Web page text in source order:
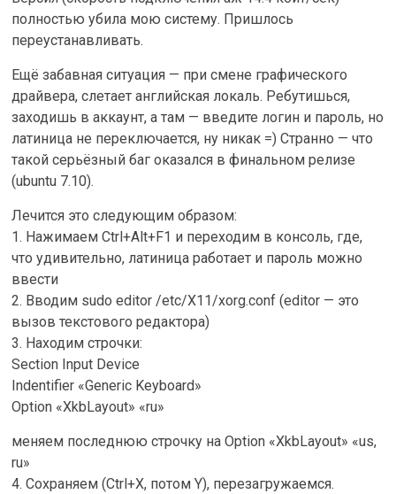
полностью убила мою систему. Пришлось
переустанавливать.
Ещё забавная ситуация — при смене графического
драйвера, слетает английская локаль. Ребутишься,
заходишь в аккаунт, а там — введите логин и пароль, но
латиница не переключается, ну никак =) Странно — что
такой серьёзный баг оказался в финальном релизе
(ubuntu 7.10).
Лечится это следующим образом:
1. Нажимаем Ctrl+Alt+F1 и переходим в консоль, где,
что удивительно, латиница работает и пароль можно
ввести
2. Вводим sudo editor /etc/X11/xorg.conf (editor — это
вызов текстового редактора)
3. Находим строчки:
Section Input Device
Indentifier «Generic Keyboard»
Option «XkbLayout» «ru»
меняем последнюю строчку на Option «XkbLayout» «us,
ru»
4. Сохраняем (Ctrl+X, потом Y), перезагружаемся.